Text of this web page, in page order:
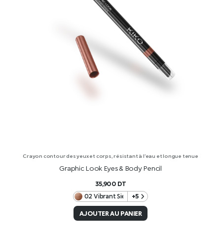
Crayon contour des yeux et corps, résistant à l’eau et longue tenue
Graphic Look Eyes & Body Pencil
35,900 DT
02 Vibrant Sienna+5
AJOUTER AU PANIER